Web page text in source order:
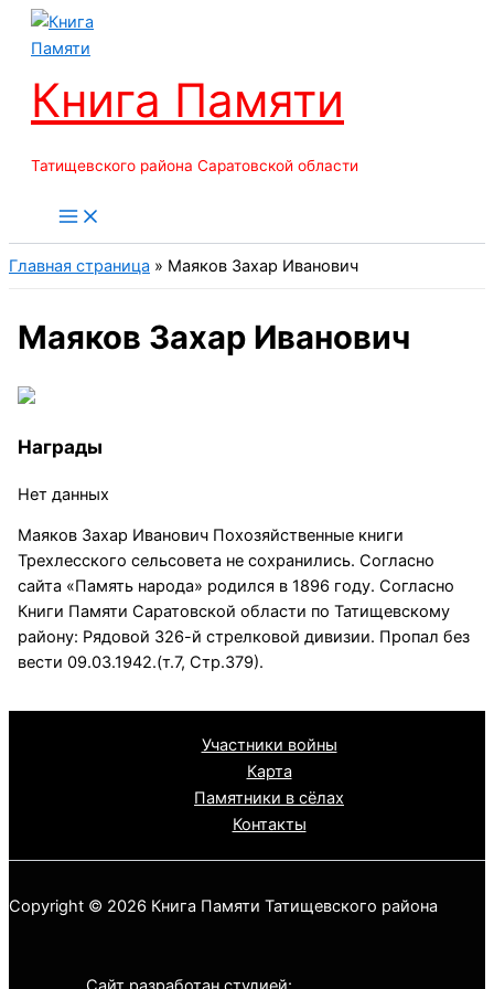
Перейти
Книга Памяти
Татищевского района Саратовской области
Главная страница » Маяков Захар Иванович
Маяков Захар Иванович
Награды
Нет данных
Маяков Захар Иванович Похозяйственные книги
Трехлесского сельсовета не сохранились. Согласно
сайта «Память народа» родился в 1896 году. Согласно
Книги Памяти Саратовской области по Татищевскому
району: Рядовой 326-й стрелковой дивизии. Пропал без
вести 09.03.1942.(т.7, Стр.379).
Участники войны
Карта
Памятники в сёлах
Контакты
Copyright © 2026 Книга Памяти Татищевского района